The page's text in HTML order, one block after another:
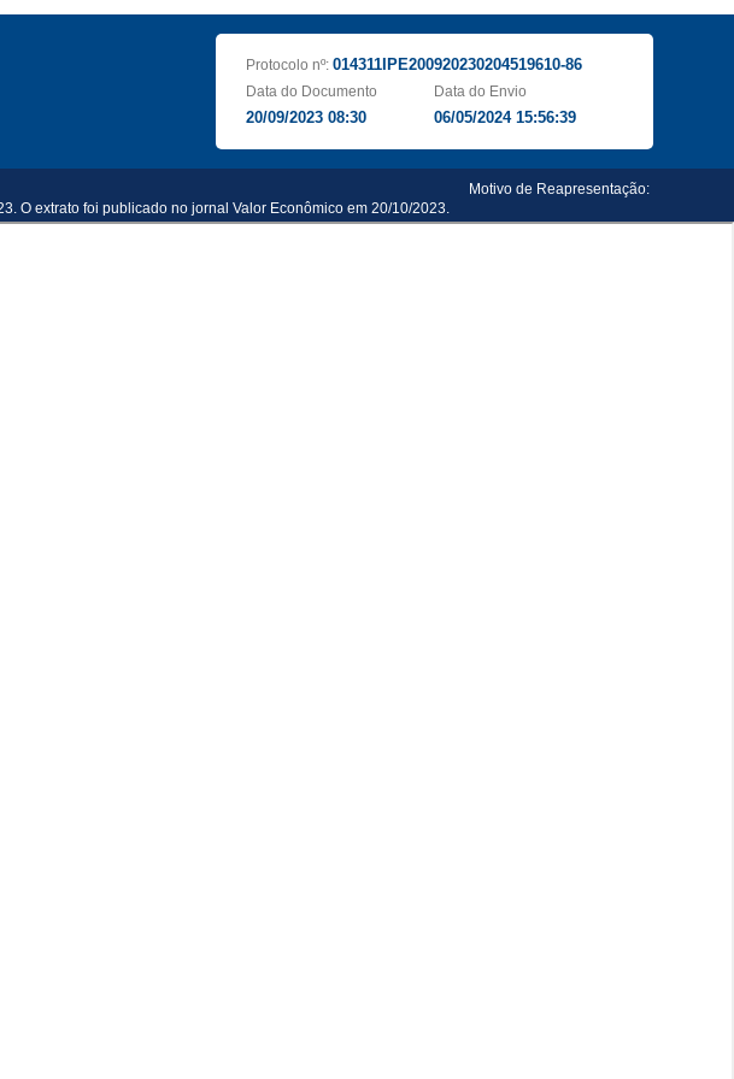
Protocolo nº: 014311IPE200920230204519610-86
Data do Documento
20/09/2023 08:30
Data do Envio
06/05/2024 15:56:39
Motivo de Reapresentação:
O extrato foi publicado no jornal Valor Econômico em 20/10/2023.